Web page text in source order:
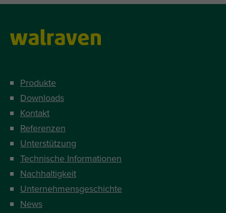
Produkte
Downloads
Kontakt
Referenzen
Unterstützung
Technische Informationen
Nachhaltigkeit
Unternehmensgeschichte
News